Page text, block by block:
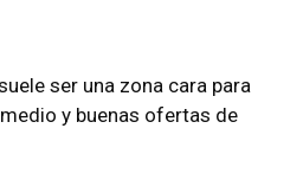
ser una zona cara para
y buenas ofertas de